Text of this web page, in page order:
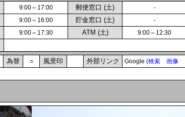
9:00～17:00 郵便窓口 (土) -
9:00～16:00 貯金窓口 (土) -
9:00～17:30 ATM (土) 9:00～12:30
為替 ○ 風景印 外部リンク Google (検索 画像